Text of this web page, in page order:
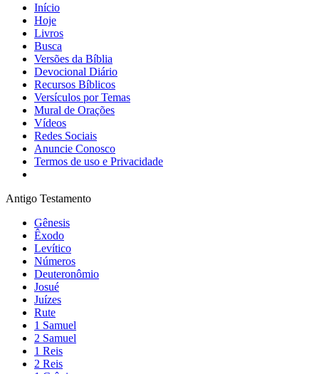
Início
Hoje
Livros
Busca
Versões da Bíblia
Devocional Diário
Recursos Bíblicos
Versículos por Temas
Mural de Orações
Vídeos
Redes Sociais
Anuncie Conosco
Termos de uso e Privacidade
Antigo Testamento
Gênesis
Êxodo
Levítico
Números
Deuteronômio
Josué
Juízes
Rute
1 Samuel
2 Samuel
1 Reis
2 Reis